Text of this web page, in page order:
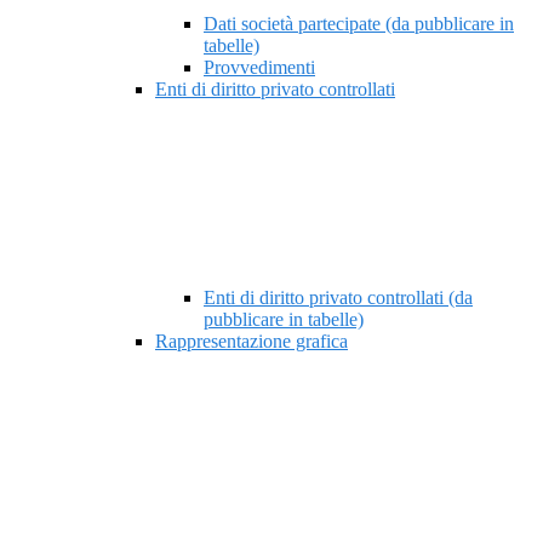
Dati società partecipate (da pubblicare in
tabelle)
Provvedimenti
Enti di diritto privato controllati
Enti di diritto privato controllati (da
pubblicare in tabelle)
Rappresentazione grafica